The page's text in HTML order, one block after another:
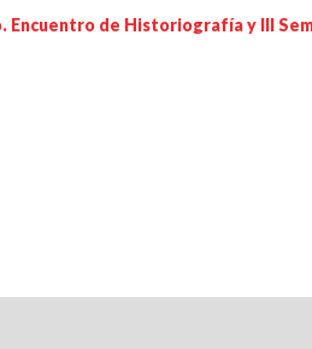
Encuentro de Historiografía y III